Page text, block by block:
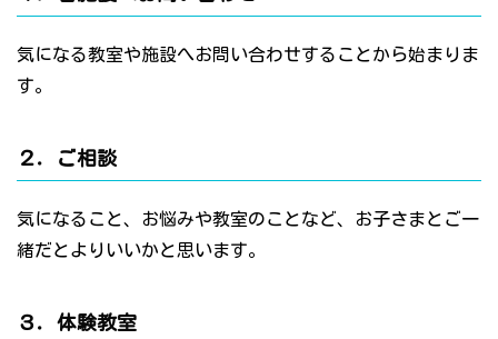
気になる教室や施設へお問い合わせすることから始まりま
す。
２．ご相談
気になること、お悩みや教室のことなど、お子さまとご一
緒だとよりいいかと思います。
３．体験教室